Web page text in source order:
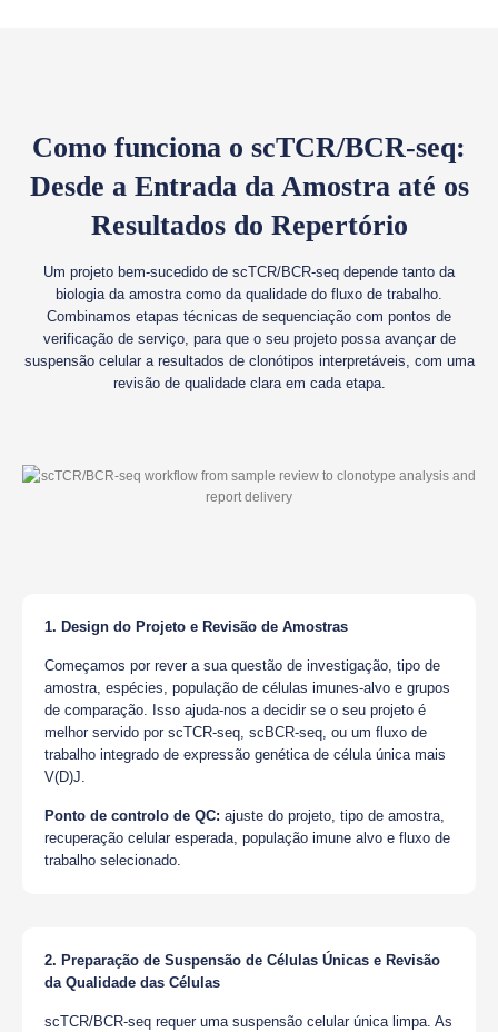
Como funciona o scTCR/BCR-seq:
Desde a Entrada da Amostra até os
Resultados do Repertório
Um projeto bem-sucedido de scTCR/BCR-seq depende tanto da
biologia da amostra como da qualidade do fluxo de trabalho.
Combinamos etapas técnicas de sequenciação com pontos de
verificação de serviço, para que o seu projeto possa avançar de
suspensão celular a resultados de clonótipos interpretáveis, com uma
revisão de qualidade clara em cada etapa.
1. Design do Projeto e Revisão de Amostras
Começamos por rever a sua questão de investigação, tipo de
amostra, espécies, população de células imunes-alvo e grupos
de comparação. Isso ajuda-nos a decidir se o seu projeto é
melhor servido por scTCR-seq, scBCR-seq, ou um fluxo de
trabalho integrado de expressão genética de célula única mais
V(D)J.
Ponto de controlo de QC: ajuste do projeto, tipo de amostra,
recuperação celular esperada, população imune alvo e fluxo de
trabalho selecionado.
2. Preparação de Suspensão de Células Únicas e Revisão
da Qualidade das Células
scTCR/BCR-seq requer uma suspensão celular única limpa. As